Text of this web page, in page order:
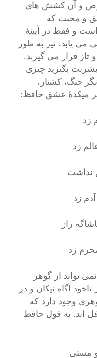
و آن کشش های
و محبت که
و فقط در آیینۀ
یابد، نیز به طور
تاز قرار می گیرند.
بگیرید چیزی
جنگ، کشتار،
میکدۀ عشق حافظ:
زد
زد
نداشت
زد
راز
زد
تواند از گوهر
آگاه نیکان و در
وجود دارد که
اند. به قول حافظ
مستی